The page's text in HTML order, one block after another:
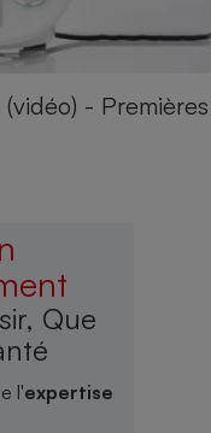
- Premières
Que
l'expertise